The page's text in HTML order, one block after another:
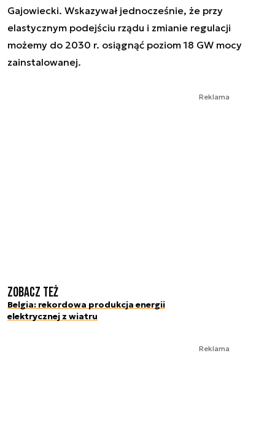
Gajowiecki. Wskazywał jednocześnie, że przy
elastycznym podejściu rządu i zmianie regulacji
możemy do 2030 r. osiągnąć poziom 18 GW mocy
zainstalowanej.
Reklama
Zobacz też
Belgia: rekordowa produkcja energii
elektrycznej z wiatru
Reklama